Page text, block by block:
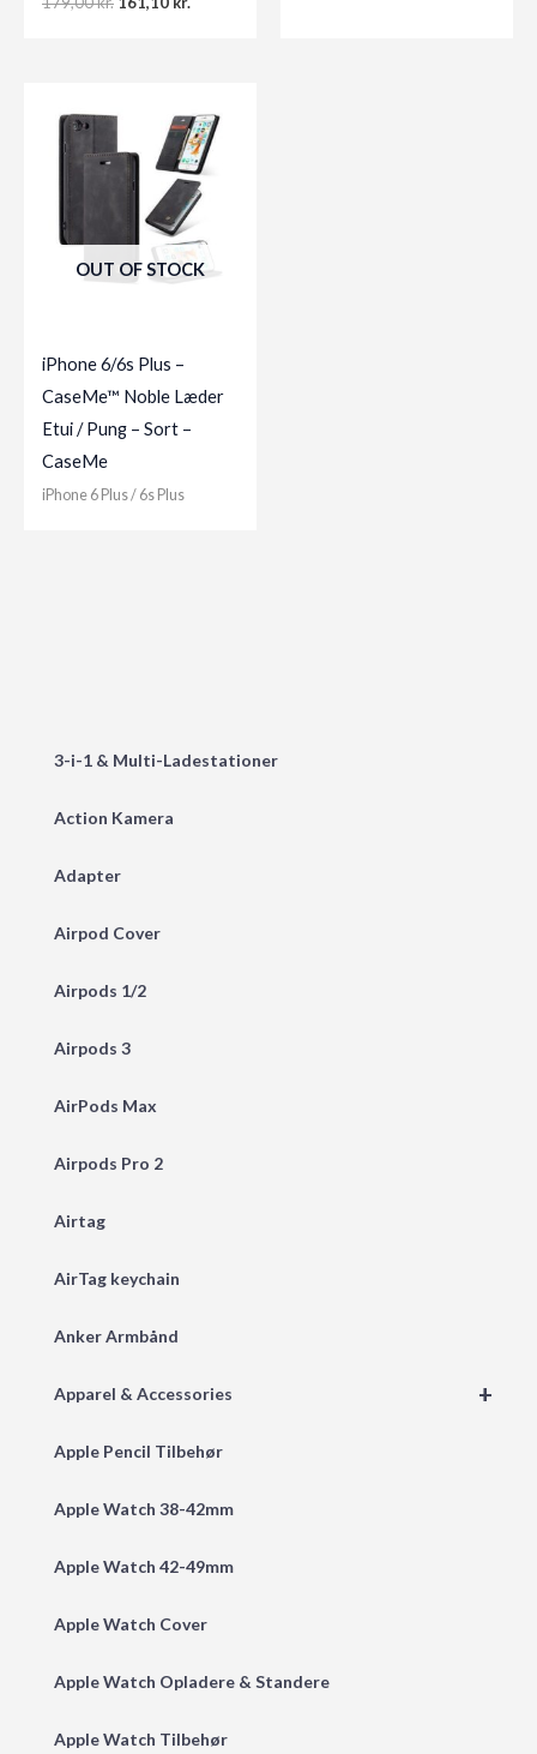
3-i-1 & Multi-Ladestationer
Action Kamera
Adapter
Airpod Cover
Airpods 1/2
Airpods 3
AirPods Max
Airpods Pro 2
Airtag
AirTag keychain
Anker Armbånd
+
Apparel & Accessories
Apple Pencil Tilbehør
Apple Watch 38-42mm
Apple Watch 42-49mm
Apple Watch Cover
Apple Watch Opladere & Standere
Apple Watch Tilbehør
OUT OF STOCK
iPhone 6/6s Plus –
CaseMe™ Noble Læder
Etui / Pung – Sort –
CaseMe
iPhone 6 Plus / 6s Plus